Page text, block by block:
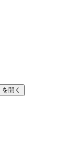
を開く